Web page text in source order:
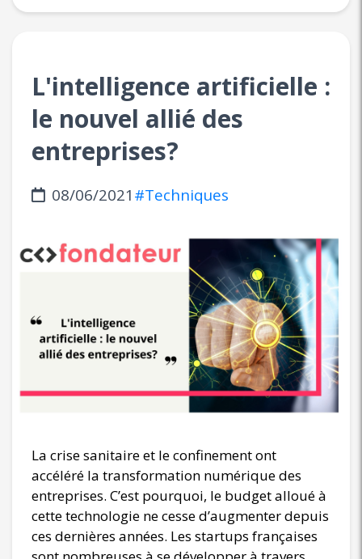
L'intelligence artificielle :
le nouvel allié des
entreprises?
08/06/2021#Techniques
La crise sanitaire et le confinement ont
accéléré la transformation numérique des
entreprises. C’est pourquoi, le budget alloué à
cette technologie ne cesse d’augmenter depuis
ces dernières années. Les startups françaises